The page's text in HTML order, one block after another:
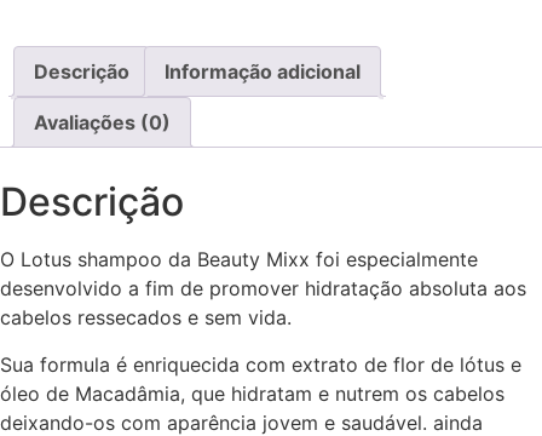
Descrição Informação adicional
Avaliações (0)
Descrição
O Lotus shampoo da Beauty Mixx foi especialmente
desenvolvido a fim de promover hidratação absoluta aos
cabelos ressecados e sem vida.
Sua formula é enriquecida com extrato de flor de lótus e
óleo de Macadâmia, que hidratam e nutrem os cabelos
deixando-os com aparência jovem e saudável. ainda